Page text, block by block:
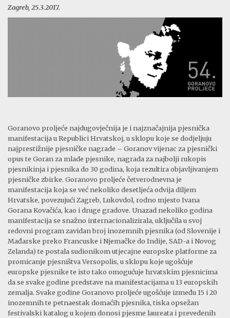
Zagreb, 25.3.2017.
Goranovo proljeće najdugovječnija je i najznačajnija pjesnička
manifestacija u Republici Hrvatskoj, u sklopu koje se dodjeljuju
najprestižnije pjesničke nagrade – Goranov vijenac za pjesnički
opus te Goran za mlade pjesnike, nagrada za najbolji rukopis
pjesnikinja i pjesnika do 30 godina, koja rezultira objavljivanjem
pjesničke zbirke. Goranovo proljeće četverodnevna je
manifestacija koja se već nekoliko desetljeća odvija diljem
Hrvatske, povezujući Zagreb, Lukovdol, rodno mjesto Ivana
Gorana Kovačića, kao i druge gradove. Unazad nekoliko godina
manifestacija se snažno internacionalizirala, uključila u svoj
redovni program zavidan broj inozemnih pjesnika (od Slovenije i
Mađarske preko Francuske i Njemačke do Indije, SAD-a i Novog
Zelanda) te postala sudionikom utjecajne europske platforme za
promicanje pjesništva Versopolis, u sklopu koje ugošćuje
europske pjesnike te isto tako omogućuje hrvatskim pjesnicima
da se svake godine predstave na manifestacijama u 13 europskih
zemalja. Svake godine Goranovo proljeće ugošćuje između 15 i 20
inozemnih te petnaestak domaćih pjesnika, tiska opsežan
festivalski katalog u kojem donosi pjesme laureata i prevedenih